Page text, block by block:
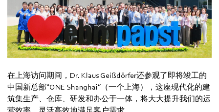
在上海访问期间，Dr. Klaus Geißdörfer还参观了即将竣工的
中国新总部“ONE Shanghai”（一个上海），这座现代化的建
筑集生产、仓库、研发和办公于一体，将大大提升我们的运